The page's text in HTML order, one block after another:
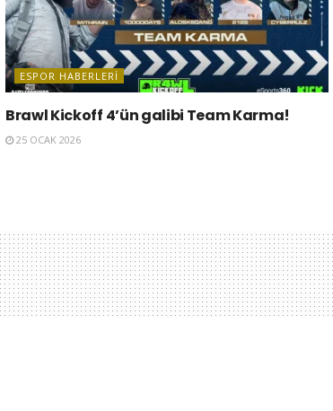
ESPOR HABERLERI
Brawl Kickoff 4’ün galibi Team Karma!
25 OCAK 2026